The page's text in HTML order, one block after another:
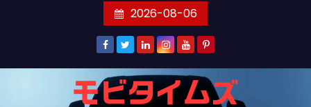
ン
2026-08-06
モビタイムズ